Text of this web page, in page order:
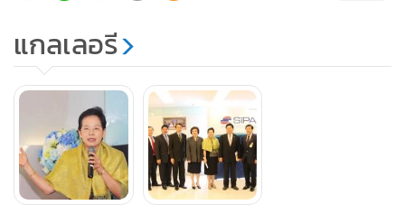
สำหรับข้อเสนอแนะที่ตัวแทนสมาคมต่างๆ เข้ามาร่วมให้ความ
เห็น เช่น จะทำอย่างไรที่จะทำให้บริษัทหลายแสนบริษัทสามารถ
เชื่อมข้อมูลกันได้ อย่างเช่น การส่งเอกสารต่างๆ ระหว่างกันได้
โดยไม่จำเป็นต้องผ่านแมสเซนเจอร์ เพราะระบบจะสามารถส่ง
แกลเลอรี